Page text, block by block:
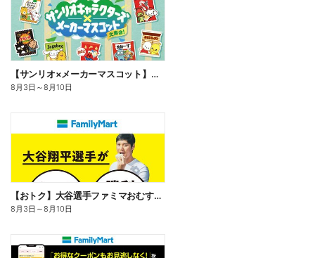
【サンリオ×メーカーマスコット】オリジナルグッズ貰える!
8月3日 ～8月10日
【おトク】大谷選手ファミマおむすび割
8月3日 ～8月10日